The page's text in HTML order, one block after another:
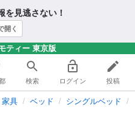
を見逃さない！
開く
ティー 東京版
検索 ログイン 投稿
家具 ベッド シングルベッド